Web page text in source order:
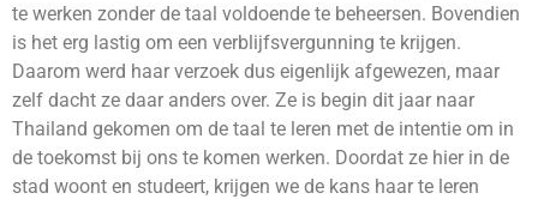
te werken zonder de taal voldoende te beheersen. Bovendien
is het erg lastig om een verblijfsvergunning te krijgen.
Daarom werd haar verzoek dus eigenlijk afgewezen, maar
zelf dacht ze daar anders over. Ze is begin dit jaar naar
Thailand gekomen om de taal te leren met de intentie om in
de toekomst bij ons te komen werken. Doordat ze hier in de
stad woont en studeert, krijgen we de kans haar te leren